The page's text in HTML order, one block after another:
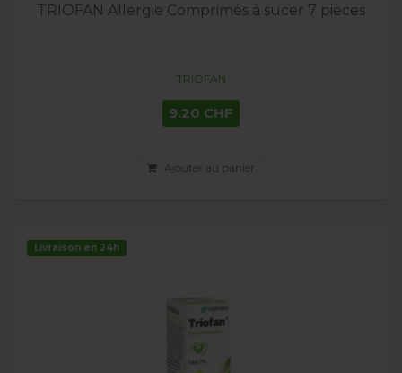
TRIOFAN Allergie Comprimés à sucer 7 pièces
TRIOFAN
9.20 CHF
Ajouter au panier
Livraison en 24h